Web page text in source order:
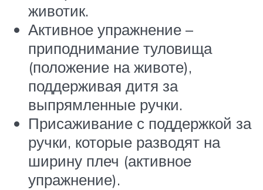
животик.
Активное упражнение –
приподнимание туловища
(положение на животе),
поддерживая дитя за
выпрямленные ручки.
Присаживание с поддержкой за
ручки, которые разводят на
ширину плеч (активное
упражнение).